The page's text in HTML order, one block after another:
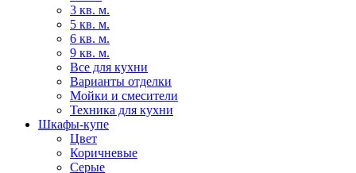
3 кв. м.
5 кв. м.
6 кв. м.
9 кв. м.
Все для кухни
Варианты отделки
Мойки и смесители
Техника для кухни
Шкафы-купе
Цвет
Коричневые
Серые